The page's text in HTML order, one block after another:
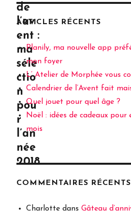
de
l’av
ent :
ma
séle
ctio
n
pou
r
l’an
née
2018
ARTICLES RÉCENTS
Planily, ma nouvelle app
mon foyer
L’ Atelier de Morphée vous
Calendrier de l’Avent fait
Quel jouet pour quel âge ?
Noël : idées de cadeaux pour
mois
COMMENTAIRES RÉCENTS
Charlotte dansGâteau